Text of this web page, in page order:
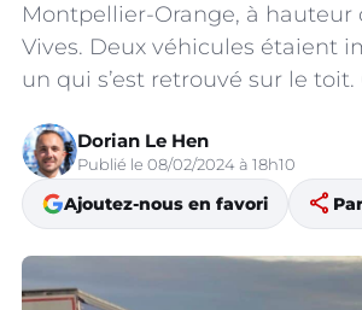
Montpellier-Orange, à hauteur
Vives. Deux véhicules étaient
un qui s’est retrouvé sur le
Dorian Le Hen
Publié le 08/02/2024 à 18h10
Ajoutez-nous en favori share